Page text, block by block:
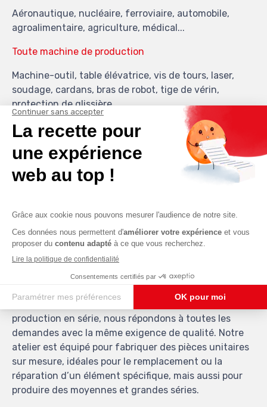
Aéronautique, nucléaire, ferroviaire, automobile,
agroalimentaire, agriculture, médical...
Toute machine de production
Machine-outil, table élévatrice, vis de tours, laser,
soudage, cardans, bras de robot, tige de vérin,
protection de glissière...
Tout type de soufflet et tapis
Soufflet moulé en PVC , silicone ou cuir, soufflet rond
cousu, toiles diverses, soufflet toile dit accordéon,
hélicoïdaux, soufflet à lame télescopique, tapis
Délais
Fabrication et départ le jour même sont parfaitement
réalisables chez nous.
Que vous ayez besoin d’un soufflet unique ou d’une
production en série, nous répondons à toutes les
demandes avec la même exigence de qualité. Notre
atelier est équipé pour fabriquer des pièces unitaires
sur mesure, idéales pour le remplacement ou la
réparation d’un élément spécifique, mais aussi pour
produire des moyennes et grandes séries.